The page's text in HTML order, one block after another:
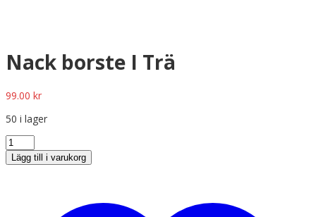
Nack borste I Trä
99.00 kr
50 i lager
Lägg till i varukorg